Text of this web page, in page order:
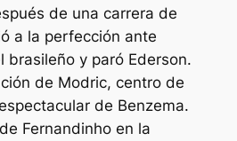
de una carrera de
a la perfección ante
brasileño y paró Ederson.
de Modric, centro de
de Benzema.
Fernandinho en la